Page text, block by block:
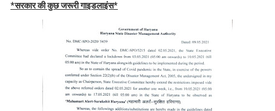
*सरकार की कुछ जरूरी गाइडलाइंस*